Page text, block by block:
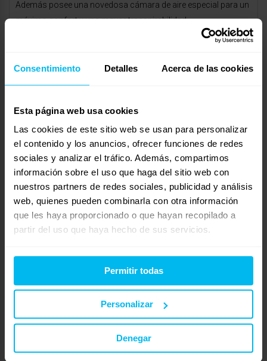
Consentimiento Detalles Acerca de las cookies
Esta página web usa cookies
Las cookies de este sitio web se usan para personalizar
el contenido y los anuncios, ofrecer funciones de redes
sociales y analizar el tráfico. Además, compartimos
información sobre el uso que haga del sitio web con
nuestros partners de redes sociales, publicidad y análisis
web, quienes pueden combinarla con otra información
que les haya proporcionado o que hayan recopilado a
partir del uso que haya hecho de sus servicios.
Permitir todas
Personalizar
Denegar
Además posee una novedosa cámara de aire especial para un
máximo confort y una mayor transpirabilidad.
para ver el
Colchonexpres.com ofrece una Garantía de Descanso de 30
días en el colchón, para que tengas la tranquilidad de probar el
colchón en el confort de tu casa, así el acierto en el colchón
está asegurado.
No dude ponerse en contacto con nosotros a través de
nuestra página web ó llamando al teléfono 916 776 946 / 902
002 448 para cualquier consulta que le surja. Le atenderemos
gustosamente.
Reciba un cordial saludo,
octubre 6, 2010 a las 9:45 amRESPONDER
mas-descanso Invitado